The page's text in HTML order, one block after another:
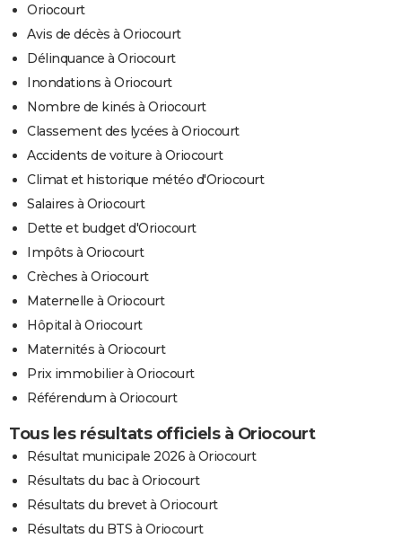
Oriocourt
Avis de décès à Oriocourt
Délinquance à Oriocourt
Inondations à Oriocourt
Nombre de kinés à Oriocourt
Classement des lycées à Oriocourt
Accidents de voiture à Oriocourt
Climat et historique météo d'Oriocourt
Salaires à Oriocourt
Dette et budget d'Oriocourt
Impôts à Oriocourt
Crèches à Oriocourt
Maternelle à Oriocourt
Hôpital à Oriocourt
Maternités à Oriocourt
Prix immobilier à Oriocourt
Référendum à Oriocourt
Tous les résultats officiels à Oriocourt
Résultat municipale 2026 à Oriocourt
Résultats du bac à Oriocourt
Résultats du brevet à Oriocourt
Résultats du BTS à Oriocourt